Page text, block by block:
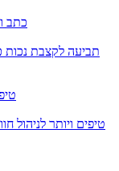
כתב
תביעה לקצבת נכות
7